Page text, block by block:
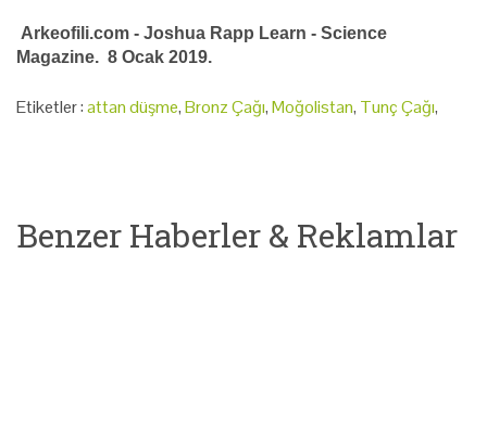
Arkeofili.com - Joshua Rapp Learn - Science
Magazine. 8 Ocak 2019.
Etiketler :attan düşme,Bronz Çağı,Moğolistan, Tunç Çağı,
Benzer Haberler & Reklamlar